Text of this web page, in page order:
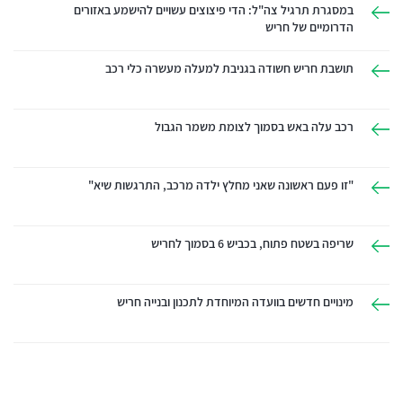
במסגרת תרגיל צה"ל: הדי פיצוצים עשויים להישמע באזורים
הדרומיים של חריש
תושבת חריש חשודה בגניבת למעלה מעשרה כלי רכב
רכב עלה באש בסמוך לצומת משמר הגבול
"זו פעם ראשונה שאני מחלץ ילדה מרכב, התרגשות שיא"
שריפה בשטח פתוח, בכביש 6 בסמוך לחריש
מינויים חדשים בוועדה המיוחדת לתכנון ובנייה חריש